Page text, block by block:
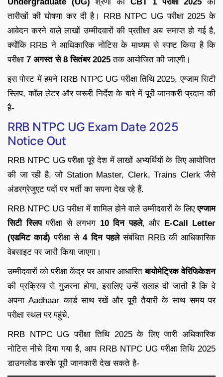
तारीखों की घोषणा कर दी है। RRB NTPC UG परीक्षा 2025 के
आवेदन करने वाले लाखों उम्मीदवारों की प्रतीक्षा अब समाप्त हो गई है,
क्योंकि RRB ने आधिकारिक नोटिस के माध्यम से स्पष्ट किया है कि
परीक्षा 7 अगस्त से 8 सितंबर 2025 तक आयोजित की जाएगी।
इस पोस्ट में हमने RRB NTPC UG परीक्षा तिथि 2025, एग्जाम सिटी
स्लिप, कॉल लेटर और जरूरी निर्देश के बारे में पूरी जानकरी प्रदान की
है-
RRB NTPC UG Exam Date 2025
Notice Out
RRB NTPC UG परीक्षा पूरे देश में लाखों अभ्यर्थियों के लिए आयोजित
की जा रही है, जो Station Master, Clerk, Trains Clerk जैसे
अंडरग्रेजुएट पदों पर भर्ती का सपना देख रहे हैं.
RRB NTPC UG परीक्षा में शामिल होने वाले उम्मीदवारों के लिएएग्जाम
सिटी स्लिपपरीक्षा से लगभग 10 दिन पहले, और E-Call Letter
(एडमिट कार्ड) परीक्षा से4 दिन पहलेसंबंधित RRB की आधिकारिक
वेबसाइट पर जारी किया जाएगा।
उम्मीदवारों को परीक्षा केंद्र पर आधार आधारितबायोमेट्रिक वेरिफिकेशन
की प्रक्रिया से गुजरना होगा, इसलिए उन्हें सलाह दी जाती है कि वे
अपना Aadhaar कार्ड साथ रखें और पूरी तैयारी के साथ समय पर
परीक्षा स्थल पर पहुंचे.
RRB NTPC UG परीक्षा तिथि 2025 के लिए जारी अधिकारिक
नोटिस नीचे दिया गया है, आप RRB NTPC UG परीक्षा तिथि 2025
डाउनलोड करके पूरी जानकारी देख सकते है-